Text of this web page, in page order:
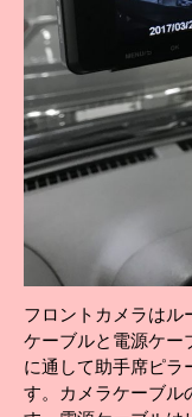
フロントカメラはル
ケーブルと電源ケー
に通して助手席ピラ
す。カメラケーブル